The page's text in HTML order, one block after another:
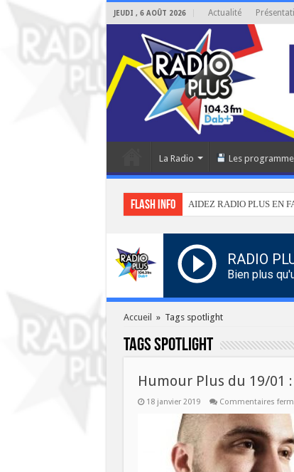
JEUDI , 6 AOÛT 2026 Actualité
La Radio Les
Flash info AIDEZ RADIO PLUS EN
RADIO
Bien plus
Accueil » Tags spotlight
Tagsspotlight
Humour Plus du 19/01
18 janvier 2019 Commentaires